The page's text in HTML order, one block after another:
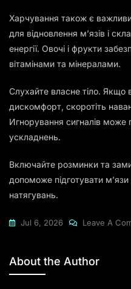
Харчування також є
для відновлення м’язів і
енергії. Овочі і фрукти
вітамінами та мінералами.
Слухайте власне тіло. Якщо
дискомфорт, скоротіть
Игнорування сигналів може
ускладнень.
Включайте розминки та
допоможе підготувати
натягувань.
Jul 6, 2026 Leave A
About the Author